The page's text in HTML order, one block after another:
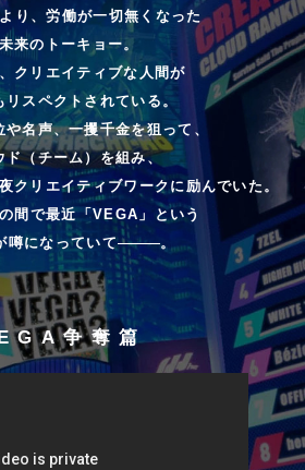
り、労働が一切無くなった
来のトーキョー。
クリエイティブな人間が
リスペクトされている。
名声、一攫千金を狙って、
ド（チーム）を組み、
クリエイティブワークに励んでいた。
間で最近「VEGA」という
噂になっていて
。
争奪篇